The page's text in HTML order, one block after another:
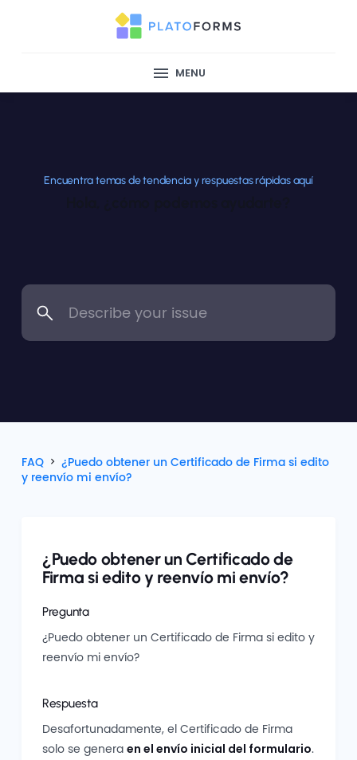
MENU
Encuentra temas de tendencia y respuestas rápidas aquí
FAQ
¿Puedo obtener un Certificado de Firma si edito
y reenvío mi envío?
¿Puedo obtener un Certificado de
Firma si edito y reenvío mi envío?
Pregunta
¿Puedo obtener un Certificado de Firma si edito y
reenvío mi envío?
Respuesta
Desafortunadamente, el Certificado de Firma
solo se genera en el envío inicial del formulario.